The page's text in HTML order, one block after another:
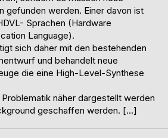
gefunden werden. Einer davon ist
Sprachen (Hardware
Language).
sich daher mit den bestehenden
und behandelt neue
die eine High-Level-Synthese
näher dargestellt werden
geschaffen werden. […]